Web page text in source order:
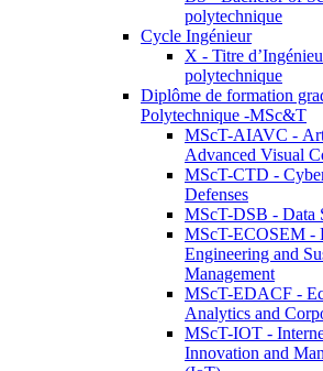
polytechnique
Cycle Ingénieur
X - Titre
polytechnique
Diplôme de formation
Polytechnique -MSc&T
MScT-AIAVC -
Advanced Visual
MScT-CTD -
Defenses
MScT-DSB - Data
MScT-ECOSEM -
Engineering and
Management
MScT-EDACF -
Analytics and
MScT-IOT -
Innovation and